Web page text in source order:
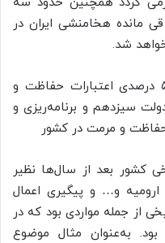
باقی مانده هخامنشی ایران در
شد.
پیگیری و تحقق افزایش بالغ بر ۵۰ درصدی اعتبارات حفاظت و
سیزدهم و برنامه‌ریزی و
کشور بعد از سال‌ها نظیر
و… و پیگیری اعمال
از جمله مواردی بود که در
به‌عنوان مثال موضوع